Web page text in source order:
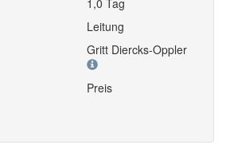
1,0 Tag
Leitung
Gritt Diercks-Oppler
Preis